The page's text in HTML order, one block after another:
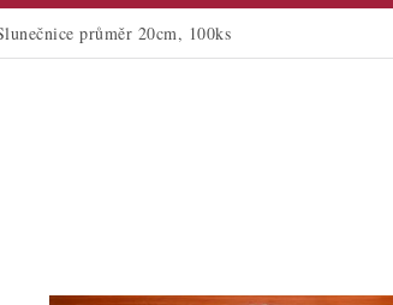
průměr 20cm, 100ks